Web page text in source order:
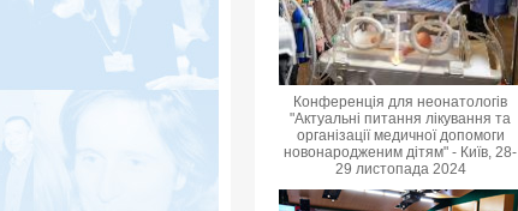
Конференція для неонатологів
"Актуальні питання лікування та
організації медичної допомоги
новонародженим дітям" - Київ, 28-
29 листопада 2024